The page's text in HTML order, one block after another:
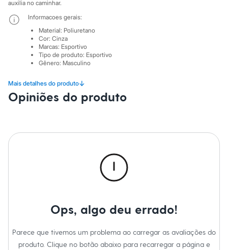
Clock House
Mindset
Sawary
Yessica
Moda esportiva
Acessórios
Blusas
Leggings
Shorts e Bermudas
Tops
Moda íntima
Meias
Pijamas
Blusas e Camisetas
Casacos e Jaquetas
Jeans
auxilia no caminhar.
Mais detalhes do produto↓
Informacoes gerais:
Material: Poliuretano
Cor: Cinza
Marcas: Esportivo
Tipo de produto: Esportivo
Gênero: Masculino
Opiniões do produto
Ops, algo deu errado!
Parece que tivemos um problema ao carregar as avaliações do
produto. Clique no botão abaixo para recarregar a página e